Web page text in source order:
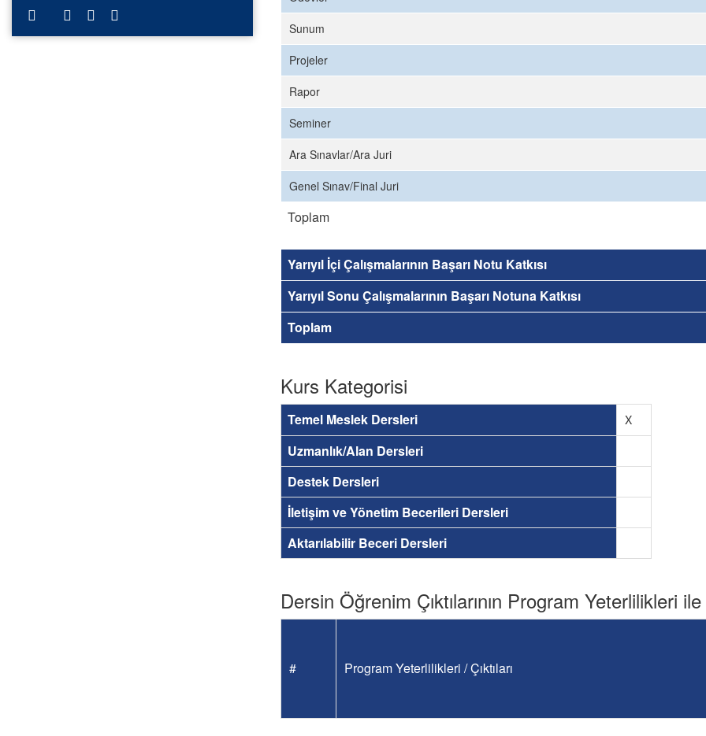
Sunum
Projeler
Rapor
Seminer
Ara Sınavlar/Ara Juri
Genel Sınav/Final Juri
Toplam
Yarıyıl İçi Çalışmalarının Başarı Notu Katkısı
Yarıyıl Sonu Çalışmalarının Başarı Notuna Katkısı
Toplam
Kurs Kategorisi
Temel Meslek Dersleri X
Uzmanlık/Alan Dersleri
Destek Dersleri
İletişim ve Yönetim Becerileri Dersleri
Aktarılabilir Beceri Dersleri
Dersin Öğrenim Çıktılarının Program Yeterlilikleri
# Program Yeterlilikleri / Çıktıları